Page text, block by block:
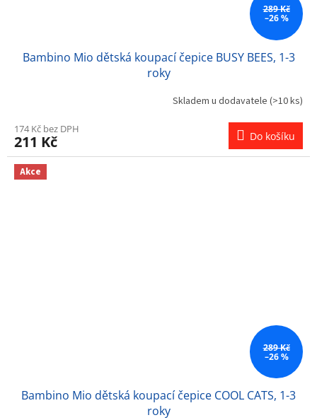
289 Kč
–26 %
Bambino Mio dětská koupací čepice BUSY BEES, 1-3
roky
Skladem u dodavatele (>10 ks)
174 Kč bez DPH
211 Kč Do košíku
Akce
289 Kč
–26 %
Bambino Mio dětská koupací čepice COOL CATS, 1-3
roky